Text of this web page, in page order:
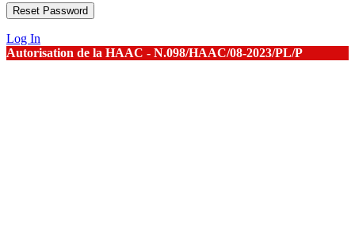
Log In
Autorisation de la HAAC - N.098/HAAC/08-2023/PL/P